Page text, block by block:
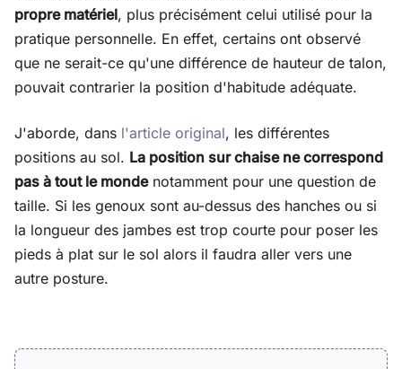
propre matériel, plus précisément celui utilisé pour la
pratique personnelle. En effet, certains ont observé
que ne serait-ce qu'une différence de hauteur de talon,
pouvait contrarier la position d'habitude adéquate.
J'aborde, dans l'article original, les différentes
positions au sol. La position sur chaise ne correspond
pas à tout le mondenotamment pour une question de
taille. Si les genoux sont au-dessus des hanches ou si
la longueur des jambes est trop courte pour poser les
pieds à plat sur le sol alors il faudra aller vers une
autre posture.